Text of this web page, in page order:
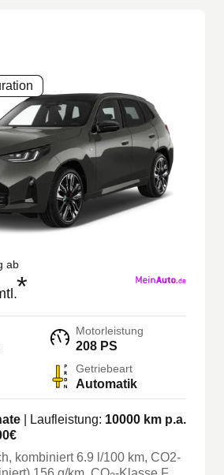
ab
*
Motorleistung
208 PS
Getriebeart
Automatik
| Laufleistung: 10000 km p.a.
€
kombiniert6.9 l/100 km, CO2-